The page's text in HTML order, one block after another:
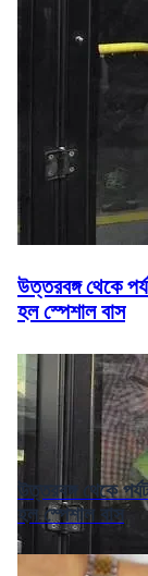
উত্তরবঙ্গ থেকে
হল স্পেশাল বাস
উত্তরবঙ্গ থেকে
হল স্পেশাল বাস